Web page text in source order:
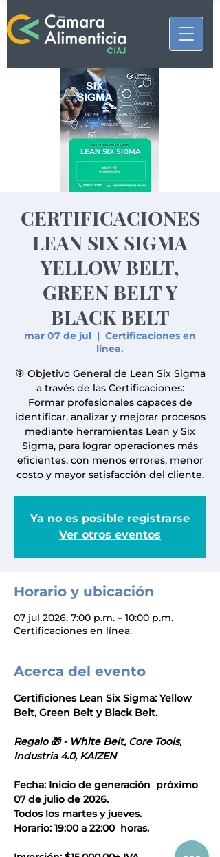
CERTIFICACIONES
LEAN SIX SIGMA
YELLOW BELT,
GREEN BELT Y
BLACK BELT
mar 07 de jul
  |
Certificaciones en
línea.
🎯 Objetivo General de Lean Six Sigma
a través de las Certificaciones:
Formar profesionales capaces de
identificar, analizar y mejorar procesos
mediante herramientas Lean y Six
Sigma, para lograr operaciones más
eficientes, con menos errores, menor
costo y mayor satisfacción del cliente.
Ya no es posible registrarse
Ver otros eventos
Horario y ubicación
07 jul 2026, 7:00 p.m. – 10:00 p.m.
Certificaciones en línea.
Acerca del evento
Certificiones Lean Six Sigma: Yellow
Belt, Green Belt y Black Belt.
Regalo 🎁 - White Belt, Core Tools,
Industria 4.0, KAIZEN
Fecha: Inicio de generación  próximo
07 de julio de 2026.
Todos los martes y jueves.
Horario: 19:00 a 22:00  horas.